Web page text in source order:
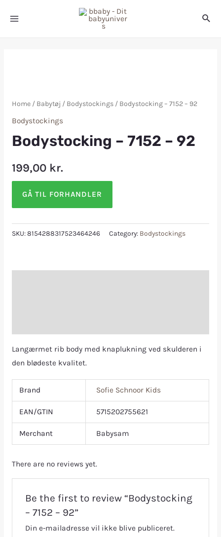
Home/ Babytøj / Bodystockings/ Bodystocking – 7152 – 92
Bodystockings
Bodystocking – 7152 – 92
199,00 kr.
GÅ TIL FORHANDLER
SKU:8154288317523464246 Category: Bodystockings
Langærmet rib body med knaplukning ved skulderen i
den blødeste kvalitet.
Brand Sofie Schnoor Kids
EAN/GTIN 5715202755621
Merchant Babysam
There are no reviews yet.
Be the first to review “Bodystocking
– 7152 – 92”
Din e-mailadresse vil ikke blive publiceret.